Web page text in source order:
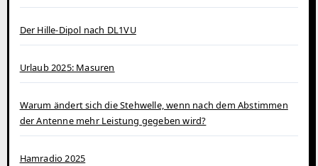
Der Hille-Dipol nach DL1VU
Urlaub 2025: Masuren
Warum ändert sich die Stehwelle, wenn nach dem Abstimmen
der Antenne mehr Leistung gegeben wird?
Hamradio 2025